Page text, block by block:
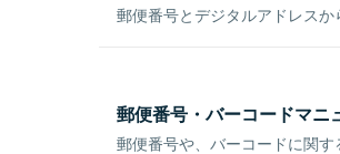
郵便番号とデジタルアドレスか
郵便番号・バーコードマニ
郵便番号や、バーコードに関す